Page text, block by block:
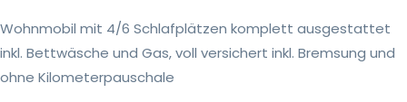
Wohnmobil mit 4/6 Schlafplätzen komplett ausgestattet
inkl. Bettwäsche und Gas, voll versichert inkl. Bremsung und
ohne Kilometerpauschale